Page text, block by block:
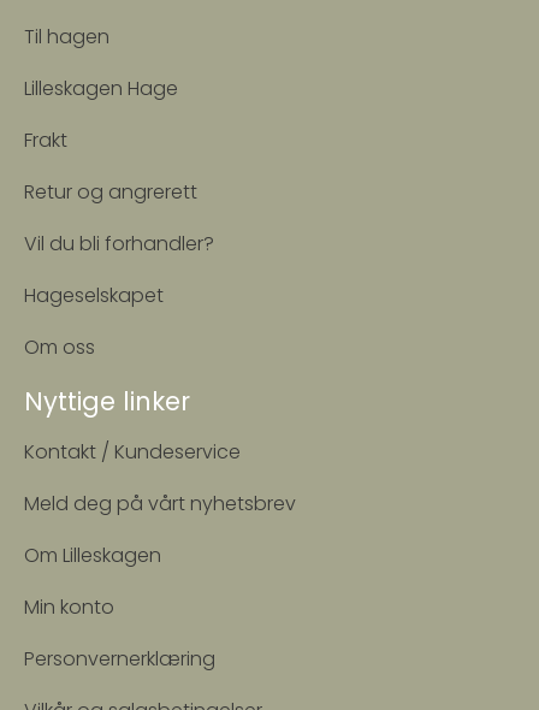
Til hagen
Lilleskagen Hage
Frakt
Retur og angrerett
Vil du bli forhandler?
Hageselskapet
Om oss
Nyttige linker
Kontakt / Kundeservice
Meld deg på vårt nyhetsbrev
Om Lilleskagen
Min konto
Personvernerklæring